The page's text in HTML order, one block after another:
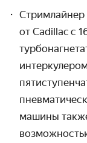
от Cadillac с
машины